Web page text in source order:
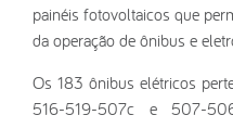
painéis fotovoltaicos que
da operação de ônibus e
Os 183 ônibus elétricos
516-519-507c e 507-